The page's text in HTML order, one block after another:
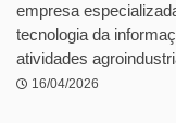
empresa
tecnologia da
atividades
16/04/2026